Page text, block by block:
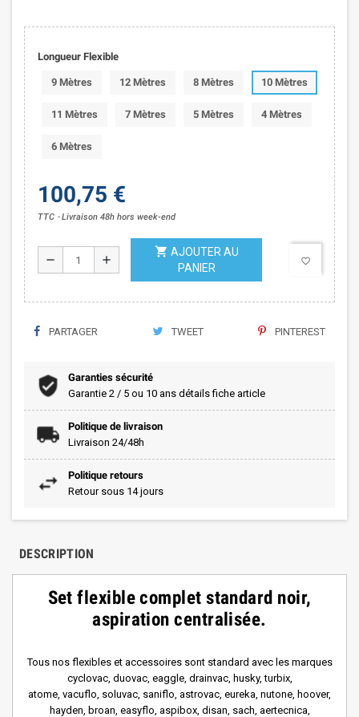
Longueur Flexible
9 Mètres 12 Mètres 8 Mètres 10 Mètres
11 Mètres 7 Mètres 5 Mètres 4 Mètres
6 Mètres
100,75 €
TTC Livraison 48h hors week-end
remove add
shopping_cart AJOUTER AU
PANIER
favorite_border
PARTAGER TWEET PINTEREST
Garanties sécurité
Garantie 2 / 5 ou 10 ans détails fiche article
Politique de livraison
Livraison 24/48h
Politique retours
Retour sous 14 jours
DESCRIPTION
Set flexible complet standard noir,
aspiration centralisée.
Tous nos flexibles et accessoires sont standard avec les marques
cyclovac, duovac, eaggle, drainvac, husky, turbix,
atome, vacuflo, soluvac, saniflo, astrovac, eureka, nutone, hoover,
hayden, broan, easyflo, aspibox, disan, sach, aertecnica,